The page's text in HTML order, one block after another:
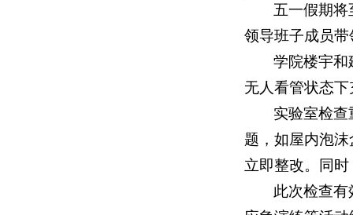
五一假期
领导班子成员
学院楼宇和
无人看管状态
实验室检
题，如屋内泡
立即整改。同
此次检查